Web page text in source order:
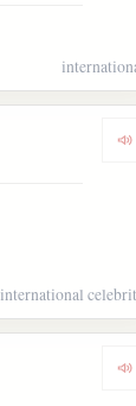
international